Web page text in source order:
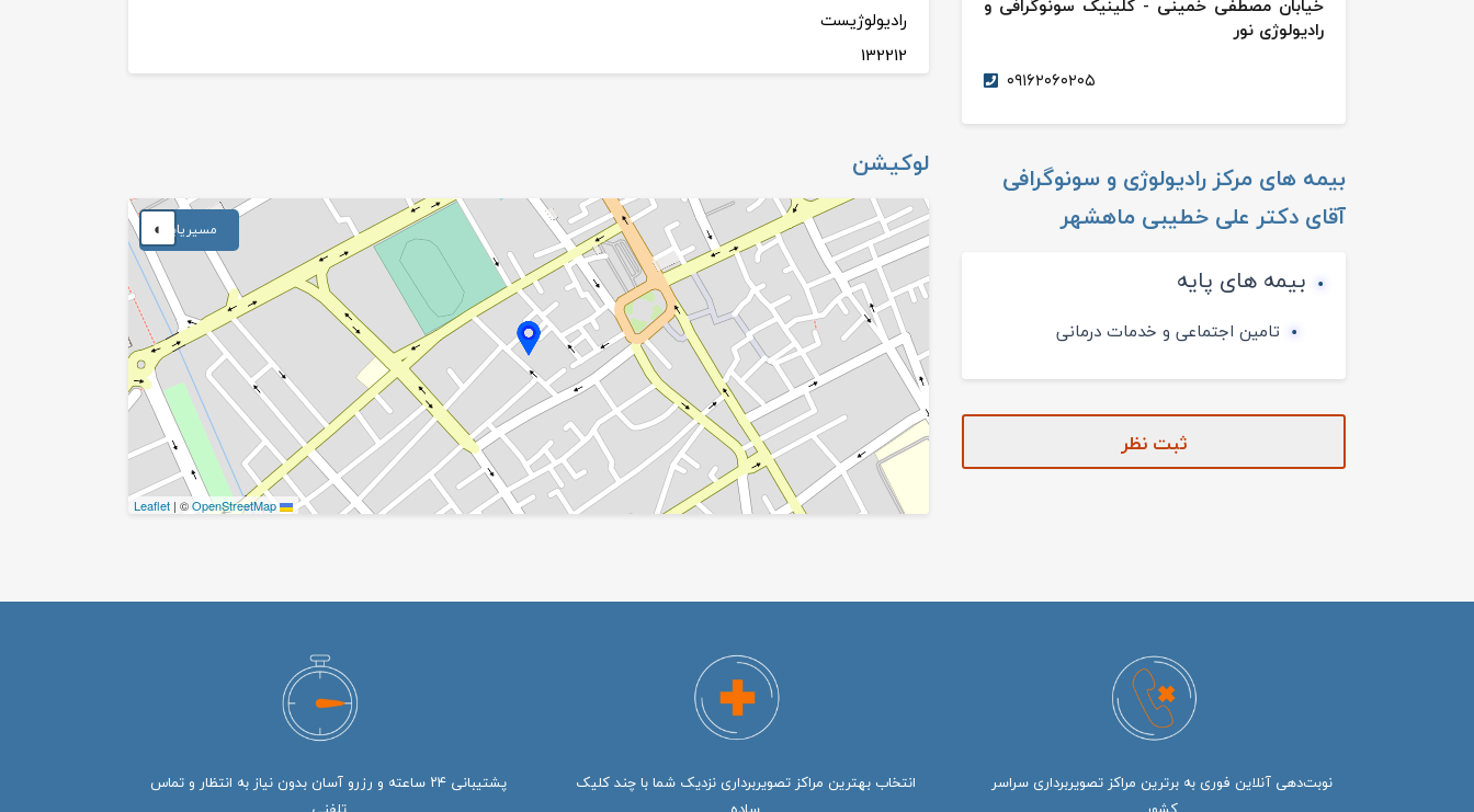
رادیولوژی نور
۰۹۱۶۲۰۶۰۲۰۵
بیمه های مرکز رادیولوژی و سونوگرافی
آقای دکتر علی خطیبی ماهشهر
بیمه های پایه
تامین اجتماعی و خدمات درمانی
ثبت نظر
رادیولوژیست
132212
لوکیشن
مسیریابی ◐
| ©OpenStreetMap
نوبت‌دهی آنلاین فوری به برترین مراکز تصویربرداری سراسر
انتخاب بهترین مراکز تصویربرداری نزدیک شما با چند کلیک
پشتیبانی ۲۴ ساعته و رزرو آسان بدون نیاز به انتظار و تماس